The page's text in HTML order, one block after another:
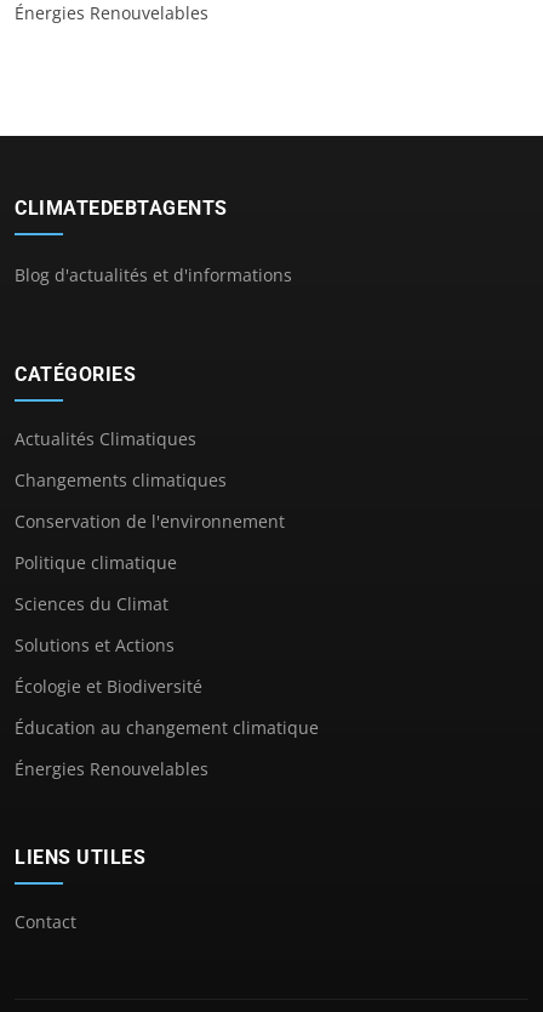
Énergies Renouvelables
CLIMATEDEBTAGENTS
Blog d'actualités et d'informations
CATÉGORIES
Actualités Climatiques
Changements climatiques
Conservation de l'environnement
Politique climatique
Sciences du Climat
Solutions et Actions
Écologie et Biodiversité
Éducation au changement climatique
Énergies Renouvelables
LIENS UTILES
Contact